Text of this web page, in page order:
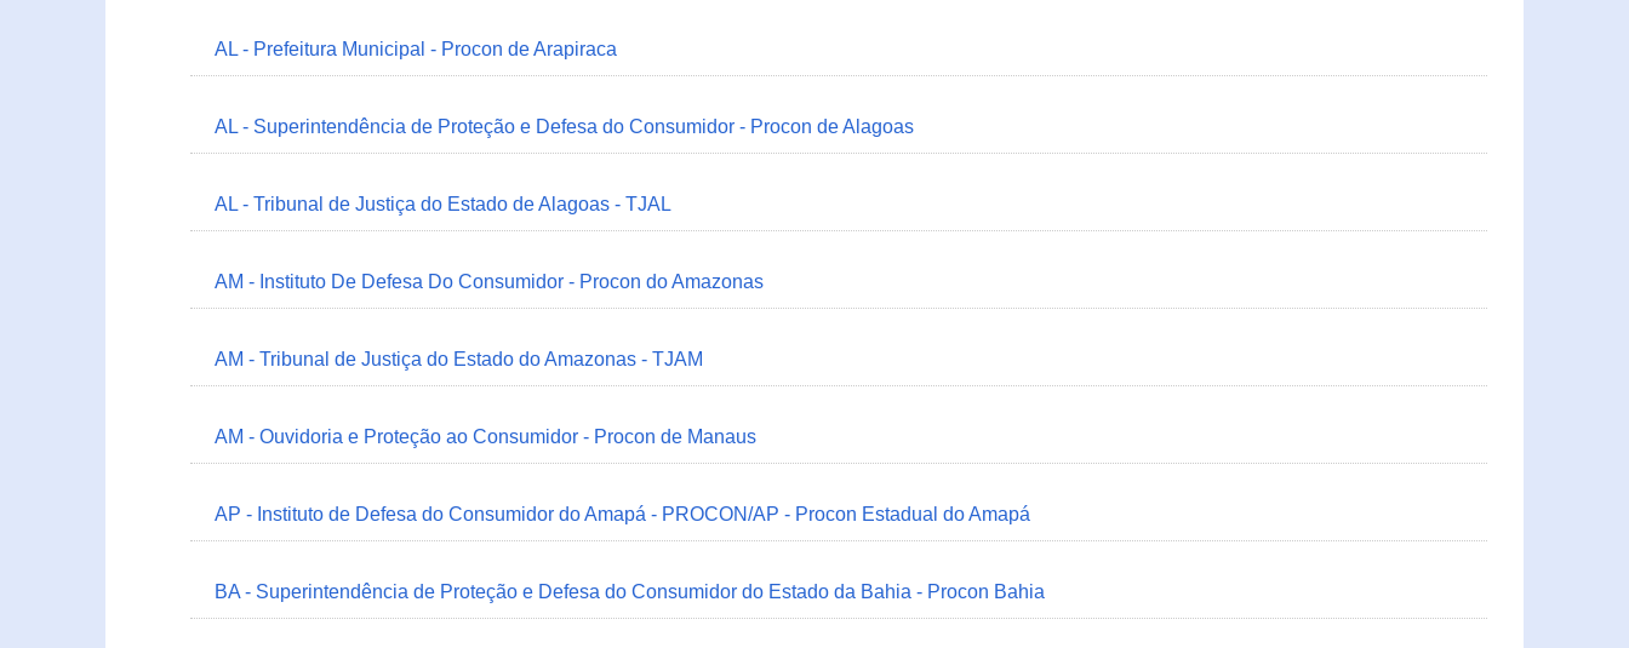
AL - Prefeitura Municipal - Procon de Arapiraca
AL - Superintendência de Proteção e Defesa do Consumidor - Procon de Alagoas
AL - Tribunal de Justiça do Estado de Alagoas - TJAL
AM - Instituto De Defesa Do Consumidor - Procon do Amazonas
AM - Tribunal de Justiça do Estado do Amazonas - TJAM
AM - Ouvidoria e Proteção ao Consumidor - Procon de Manaus
AP - Instituto de Defesa do Consumidor do Amapá - PROCON/AP - Procon Estadual do Amapá
BA - Superintendência de Proteção e Defesa do Consumidor do Estado da Bahia - Procon Bahia